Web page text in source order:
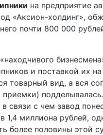
на предприятие
«Аксион-холдинг»,
почти 800 000
и поставкой их
товарный вид, а вся
связи с чем завод
1,4 миллиона рублей,
более половины этой